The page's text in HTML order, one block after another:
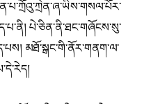
པེ་ཅིན་ནི་ཐང་གཞོངས་སུ་
མཐོ་སྒང་གི་ནོར་གནག་ལ་